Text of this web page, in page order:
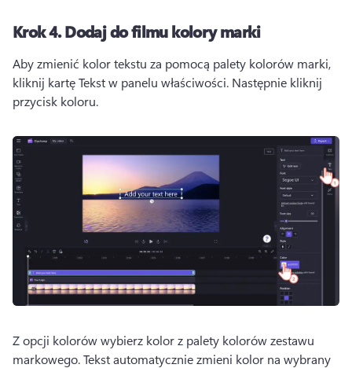
Krok 4.Dodaj do filmu kolory marki
Aby zmienić kolor tekstu za pomocą palety kolorów marki,
kliknij kartę Tekst w panelu właściwości. Następnie kliknij
przycisk koloru.
Z opcji kolorów wybierz kolor z palety kolorów zestawu
markowego. Tekst automatycznie zmieni kolor na wybrany